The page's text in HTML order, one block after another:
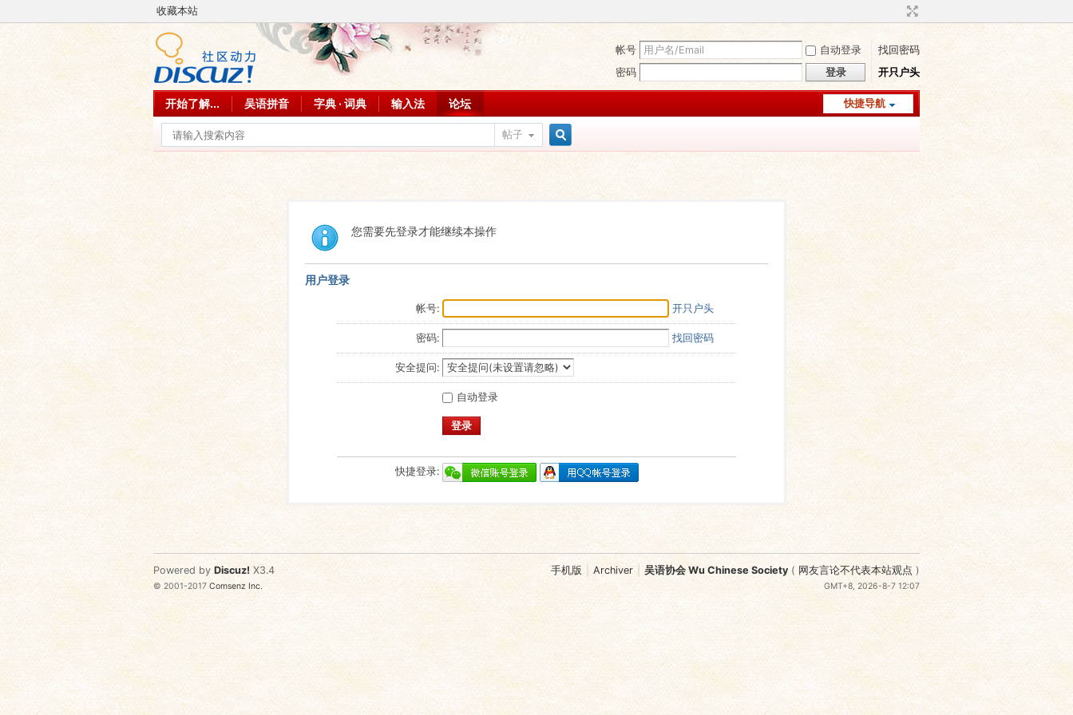
收藏本站
帐号 自动登录
找回密码
密码
登录 开只户头
快捷导航
开始了解... 吴语拼音 字典 · 词典 输入法 论坛
帖子
您需要先登录才能继续本操作
用户登录
帐号: 开只户头
密码: 找回密码
安全提问:
自动登录
登录
快捷登录:
手机版 Archiver 吴语协会 Wu Chinese Society ( 网友言论不代表本站观点 )
GMT+8, 2026-8-7 12:07
Powered by Discuz! X3.4
© 2001-2017Comsenz Inc.